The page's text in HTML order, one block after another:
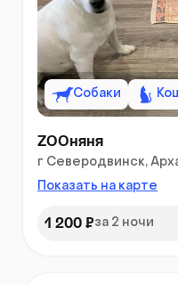
Собаки
ZOOняня
г Северодвинск,
Показать на карте
1 200 ₽за 2 ночи